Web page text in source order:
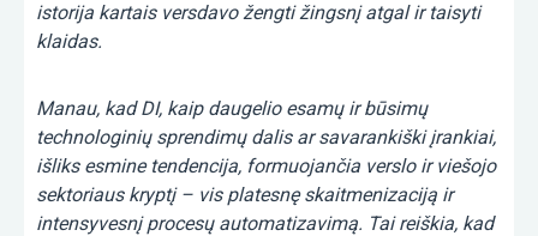
istorija kartais versdavo žengti žingsnį atgal ir taisyti
klaidas.
Manau, kad DI, kaip daugelio esamų ir būsimų
technologinių sprendimų dalis ar savarankiški įrankiai,
išliks esmine tendencija, formuojančia verslo ir viešojo
sektoriaus kryptį – vis platesnę skaitmenizaciją ir
intensyvesnį procesų automatizavimą. Tai reiškia, kad